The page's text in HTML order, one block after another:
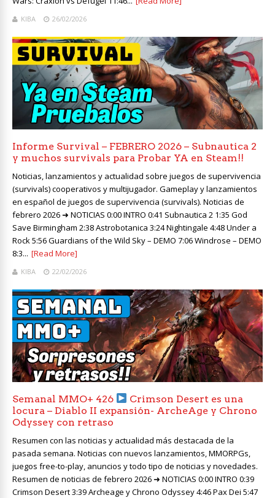
KIBA 26/02/2026
Informe Survival – FEBRERO 2026 – Subnautica 2
y muchos survivals para Probar YA en Steam!!
Noticias, lanzamientos y actualidad sobre juegos de supervivencia
(survivals) cooperativos y multijugador. Gameplay y lanzamientos
en español de juegos de supervivencia (survivals). Noticias de
febrero 2026 ➜ NOTICIAS 0:00 INTRO 0:41 Subnautica 2 1:35 God
Save Birmingham 2:38 Astrobotanica 3:24 Nightingale 4:48 Under a
Rock 5:56 Guardians of the Wild Sky – DEMO 7:06 Windrose – DEMO
8:3... [Read More]
KIBA 22/02/2026
Semanal MMO+ 426
Crimson Desert es una
locura – Diablo II expansión- ArcheAge y Chrono
Odyssey con retraso
Resumen con las noticias y actualidad más destacada de la
pasada semana. Noticias con nuevos lanzamientos, MMORPGs,
juegos free-to-play, anuncios y todo tipo de noticias y novedades.
Resumen de noticias de febrero 2026 ➜ NOTICIAS 0:00 INTRO 0:39
Crimson Desert 3:39 Archeage y Chrono Odyssey 4:46 Pax Dei 5:47